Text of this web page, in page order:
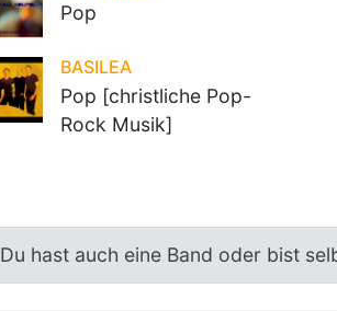
Pop
BASILEA
Pop [christliche Pop-
Rock Musik]
Du hast auch eine Band oder bist